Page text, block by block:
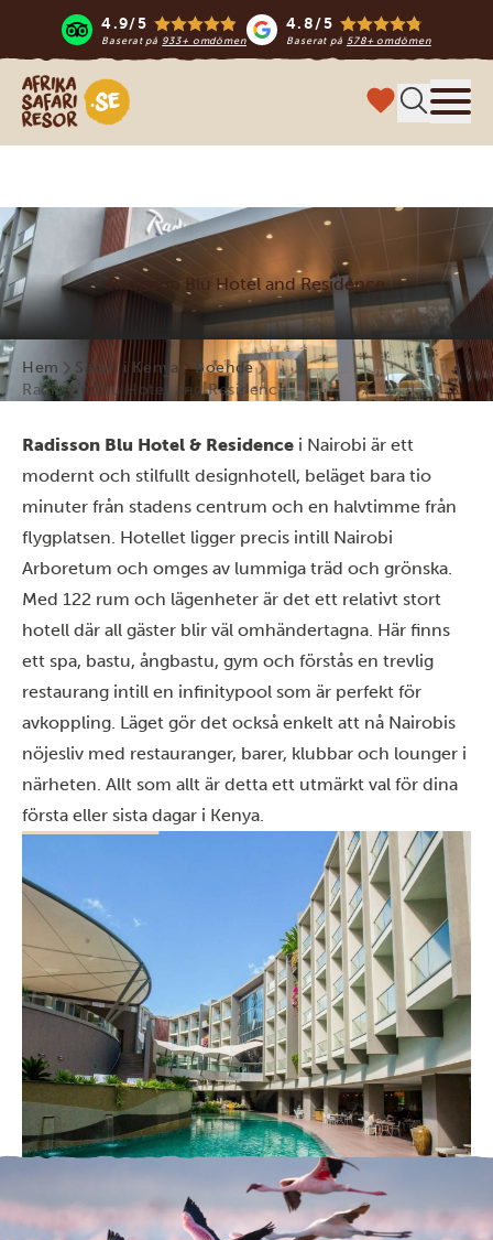
4.9/5
Baserat på 933+ omdömen
4.8/5
Baserat på 578+ omdömen
Safari-resor i Afrika
Radisson Blu Hotel and Residence
Hem Safari i Kenya
Boende
Radisson Blu Hotel and Residence
Radisson Blu Hotel & Residence i Nairobi är ett
modernt och stilfullt designhotell, beläget bara tio
minuter från stadens centrum och en halvtimme från
flygplatsen. Hotellet ligger precis intill Nairobi
Arboretum och omges av lummiga träd och grönska.
Med 122 rum och lägenheter är det ett relativt stort
hotell där all gäster blir väl omhändertagna. Här finns
ett spa, bastu, ångbastu, gym och förstås en trevlig
restaurang intill en infinitypool som är perfekt för
avkoppling. Läget gör det också enkelt att nå Nairobis
nöjesliv med restauranger, barer, klubbar och lounger i
närheten. Allt som allt är detta ett utmärkt val för dina
första eller sista dagar i Kenya.